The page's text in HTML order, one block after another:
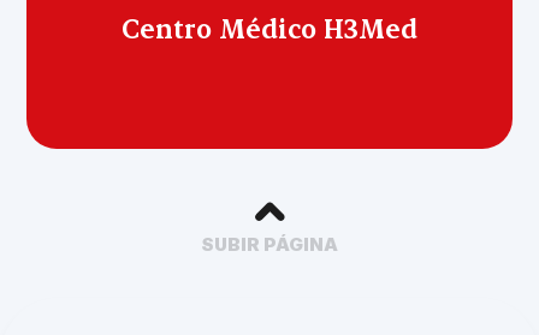
Centro Médico H3Med
SUBIR PÁGINA